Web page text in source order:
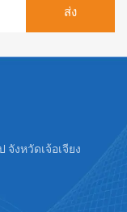
งหวัดเจ้อเจียง